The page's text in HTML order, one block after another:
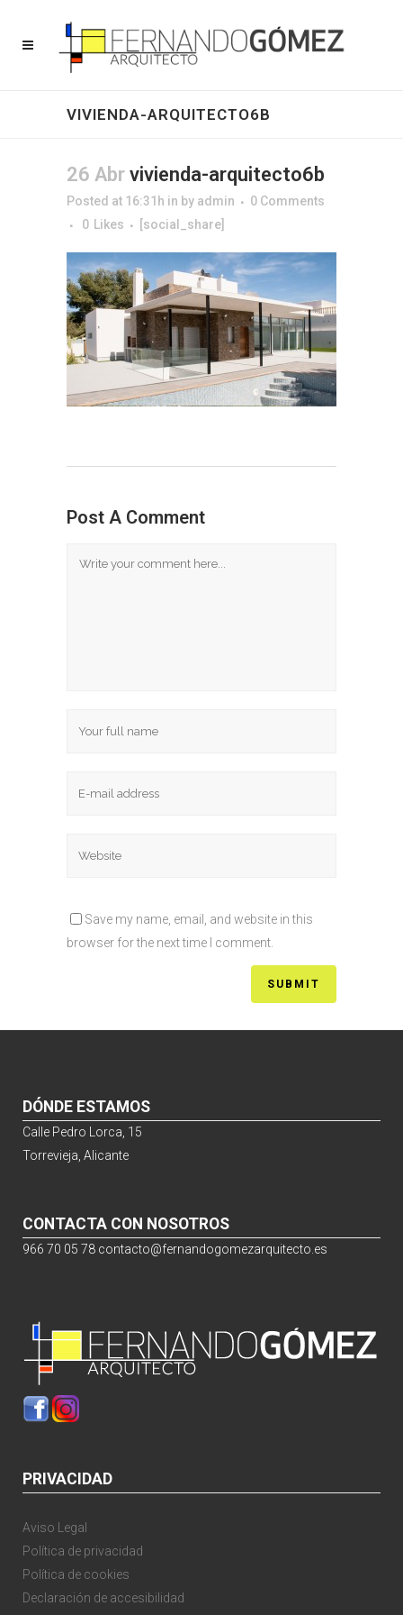
VIVIENDA-ARQUITECTO6B
26 Abr vivienda-arquitecto6b
Posted at 16:31h in by admin
0 Comments
0 Likes [social_share]
Post A Comment
Save my name, email, and website in this
browser for the next time I comment.
DÓNDE ESTAMOS
Calle Pedro Lorca, 15
Torrevieja, Alicante
CONTACTA CON NOSOTROS
966 70 05 78 contacto@fernandogomezarquitecto.es
PRIVACIDAD
Aviso Legal
Política de privacidad
Política de cookies
Declaración de accesibilidad